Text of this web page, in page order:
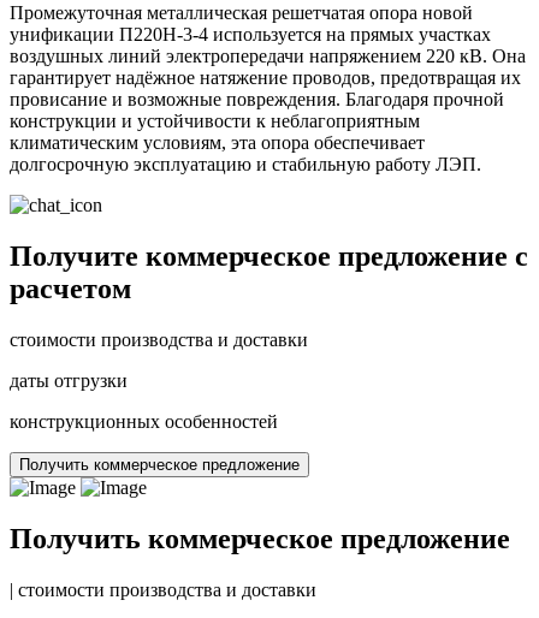
Промежуточная металлическая решетчатая опора новой
унификации П220Н-3-4 используется на прямых участках
воздушных линий электропередачи напряжением 220 кВ. Она
гарантирует надёжное натяжение проводов, предотвращая их
провисание и возможные повреждения. Благодаря прочной
конструкции и устойчивости к неблагоприятным
климатическим условиям, эта опора обеспечивает
долгосрочную эксплуатацию и стабильную работу ЛЭП.
Получите коммерческое предложение с
расчетом
стоимости производства и доставки
даты отгрузки
конструкционных особенностей
Получить коммерческое предложение
Получить коммерческое предложение
| стоимости производства и доставки